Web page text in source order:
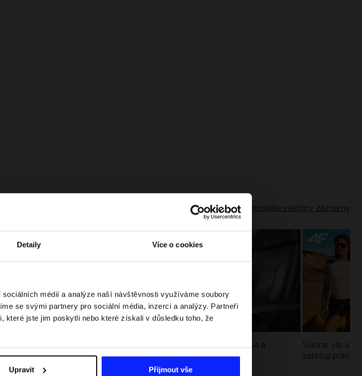
Detaily Více o cookies
médií a analýze naší návštěvnosti využíváme soubory
se svými partnery pro sociální média, inzerci a analýzy. Partneři
které jste jim poskytli nebo které získali v důsledku toho, že
Upravit Přijmout vše
Zkontrolujte všechny záznamy
závodů, rekordy a nejlepší jezdci F1
Jak si sbalit batoh do letadla a
nepřekročit limity?
Slunce, vítr a
zatěžují